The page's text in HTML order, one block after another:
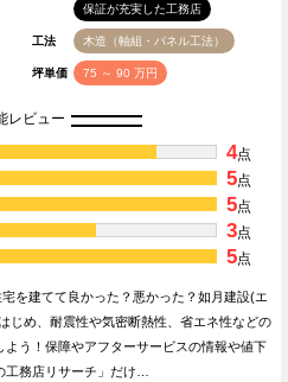
保証が充実した工務店
工法 木造（軸組・パネル工法）
坪単価 75 ～ 90 万円
レビュー
4点
5点
5点
3点
5点
を建てて良かった？悪かった？如月建設(エ
じめ、耐震性や気密断熱性、省エネ性などの
う！保障やアフターサービスの情報や値下
工務店リサーチ」だけ…